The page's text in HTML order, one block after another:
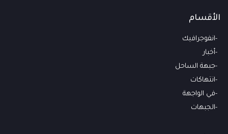
الأقسام
انفوجرافيك
أخبار
جبهة الساحل
انتهاكات
في الواجهة
الجبهات